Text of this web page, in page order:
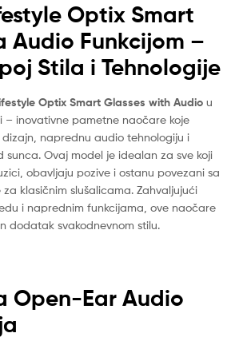
Optix Smart
Audio Funkcijom –
Stila i Tehnologije
Optix Smart Glasses with Audio u
– inovativne pametne naočare koje
naprednu audio tehnologiju i
sunca. Ovaj model je idealan za sve koji
obavljaju pozive i ostanu povezani sa
klasičnim slušalicama. Zahvaljujući
i naprednim funkcijama, ove naočare
dodatak svakodnevnom stilu.
Open-Ear Audio